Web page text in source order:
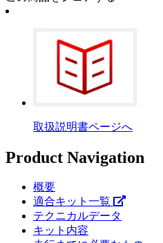
取扱説明書ページへ
Product Navigation
概要
適合キット一覧
テクニカルデータ
キット内容